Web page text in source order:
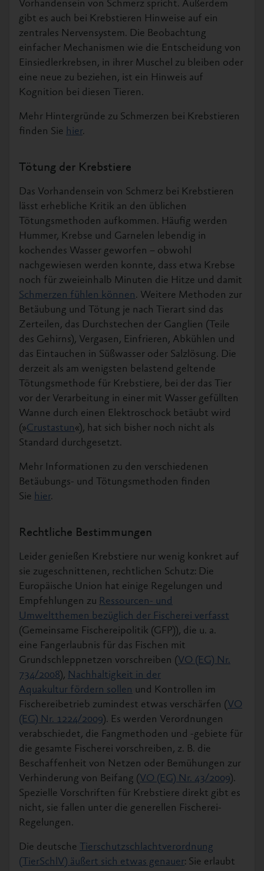
Vorhandensein von Schmerz spricht. Außerdem
gibt es auch bei Krebstieren Hinweise auf ein
zentrales Nervensystem. Die Beobachtung
einfacher Mechanismen wie die Entscheidung von
Einsiedlerkrebsen, in ihrer Muschel zu bleiben oder
eine neue zu beziehen, ist ein Hinweis auf
Kognition bei diesen Tieren.
Mehr Hintergründe zu Schmerzen bei Krebstieren
finden Sie hier.
Tötung der Krebstiere
Das Vorhandensein von Schmerz bei Krebstieren
lässt erhebliche Kritik an den üblichen
Tötungsmethoden aufkommen. Häufig werden
Hummer, Krebse und Garnelen lebendig in
kochendes Wasser geworfen – obwohl
nachgewiesen werden konnte, dass etwa Krebse
noch für zweieinhalb Minuten die Hitze und damit
Schmerzen fühlen können. Weitere Methoden zur
Betäubung und Tötung je nach Tierart sind das
Zerteilen, das Durchstechen der Ganglien (Teile
des Gehirns), Vergasen, Einfrieren, Abkühlen und
das Eintauchen in Süßwasser oder Salzlösung. Die
derzeit als am wenigsten belastend geltende
Tötungsmethode für Krebstiere, bei der das Tier
vor der Verarbeitung in einer mit Wasser gefüllten
Wanne durch einen Elektroschock betäubt wird
(»Crustastun«), hat sich bisher noch nicht als
Standard durchgesetzt.
Mehr Informationen zu den verschiedenen
Betäubungs- und Tötungsmethoden finden
Sie hier.
Rechtliche Bestimmungen
Leider genießen Krebstiere nur wenig konkret auf
sie zugeschnittenen, rechtlichen Schutz: Die
Europäische Union hat einige Regelungen und
Empfehlungen zu Ressourcen- und
Umweltthemen bezüglich der Fischerei verfasst
(Gemeinsame Fischereipolitik (GFP)), die u. a.
eine Fangerlaubnis für das Fischen mit
Grundschleppnetzen vorschreiben ( VO (EG) Nr.
734/2008), Nachhaltigkeit in der
Aquakultur fördern sollen und Kontrollen im
Fischereibetrieb zumindest etwas verschärfen ( VO
(EG) Nr. 1224/2009). Es werden Verordnungen
verabschiedet, die Fangmethoden und -gebiete für
die gesamte Fischerei vorschreiben, z. B. die
Beschaffenheit von Netzen oder Bemühungen zur
Verhinderung von Beifang ( VO (EG) Nr. 43/2009).
Spezielle Vorschriften für Krebstiere direkt gibt es
nicht, sie fallen unter die generellen Fischerei-
Regelungen.
Die deutsche Tierschutzschlachtverordnung
(TierSchlV) äußert sich etwas genauer: Sie erlaubt